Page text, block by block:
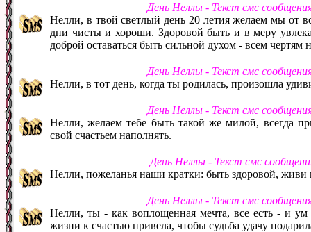
День Неллы - Текст смс
Нелли, в твой светлый день 20 летия желаем мы от
дни чисты и хороши. Здоровой быть и в меру
доброй оставаться быть сильной духом - всем чертям
День Неллы - Текст смс
Нелли, в тот день, когда ты родилась, произошла
День Неллы - Текст смс
Нелли, желаем тебе быть такой же милой, всегда
свой счастьем наполнять.
День Неллы - Текст смс
Нелли, пожеланья наши кратки: быть здоровой, живи
День Неллы - Текст смс
Нелли, ты - как воплощенная мечта, все есть - и
жизни к счастью привела, чтобы судьба удачу